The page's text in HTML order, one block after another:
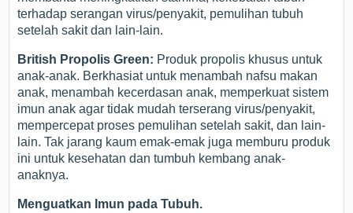
terhadap serangan virus/penyakit, pemulihan tubuh
setelah sakit dan lain-lain.
British Propolis Green: Produk propolis khusus untuk
anak-anak. Berkhasiat untuk menambah nafsu makan
anak, menambah kecerdasan anak, memperkuat sistem
imun anak agar tidak mudah terserang virus/penyakit,
mempercepat proses pemulihan setelah sakit, dan lain-
lain. Tak jarang kaum emak-emak juga memburu produk
ini untuk kesehatan dan tumbuh kembang anak-
anaknya.
Menguatkan Imun pada Tubuh.